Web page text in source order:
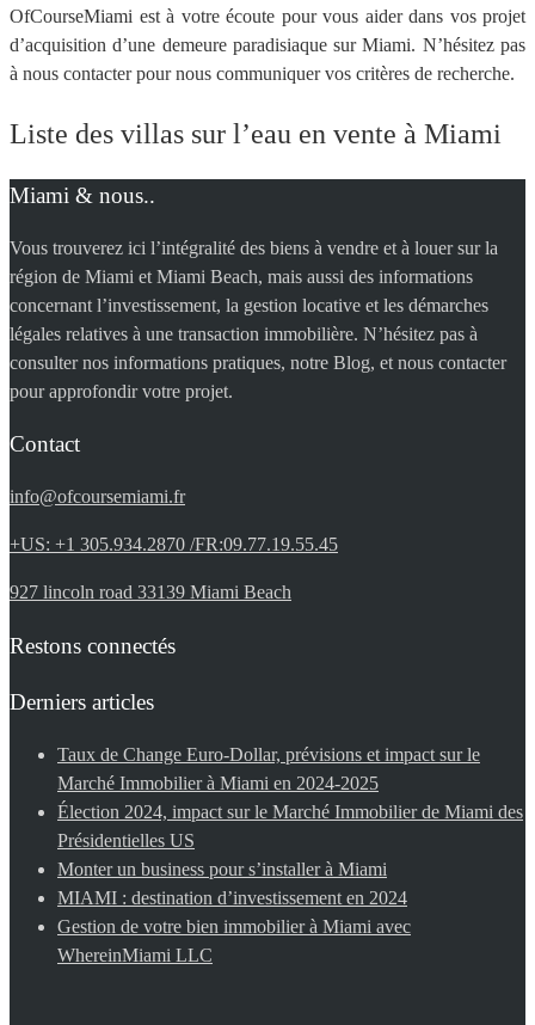
OfCourseMiami est à votre écoute pour vous aider dans vos projet
d’acquisition d’une demeure paradisiaque sur Miami. N’hésitez pas
à nous contacter pour nous communiquer vos critères de recherche.
Liste des villas sur l’eau en vente à Miami
Miami & nous..
Vous trouverez ici l’intégralité des biens à vendre et à louer sur la
région de Miami et Miami Beach, mais aussi des informations
concernant l’investissement, la gestion locative et les démarches
légales relatives à une transaction immobilière. N’hésitez pas à
consulter nos informations pratiques, notre Blog, et nous contacter
pour approfondir votre projet.
Contact
info@ofcoursemiami.fr
+US: +1 305.934.2870 /FR:09.77.19.55.45
927 lincoln road 33139 Miami Beach
Restons connectés
Derniers articles
Taux de Change Euro-Dollar, prévisions et impact sur le
Marché Immobilier à Miami en 2024-2025
Élection 2024, impact sur le Marché Immobilier de Miami des
Présidentielles US
Monter un business pour s’installer à Miami
MIAMI : destination d’investissement en 2024
Gestion de votre bien immobilier à Miami avec
WhereinMiami LLC